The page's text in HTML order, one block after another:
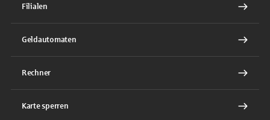
Filialen
Geldautomaten
Rechner
Karte sperren